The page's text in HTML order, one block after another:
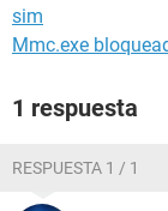
sim
Mmc.exe
1 respuesta
RESPUESTA 1 / 1